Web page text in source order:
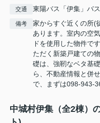
交通 東陽バス「伊集」バ
備考
家からすぐ近くの所(
あります。室内の空
ドを使用した物件で
ただく新築戸建ての
礎は、強靭なベタ基
ら、不動産情報と併
で、まずは098-943-
中城村伊集（全2棟）